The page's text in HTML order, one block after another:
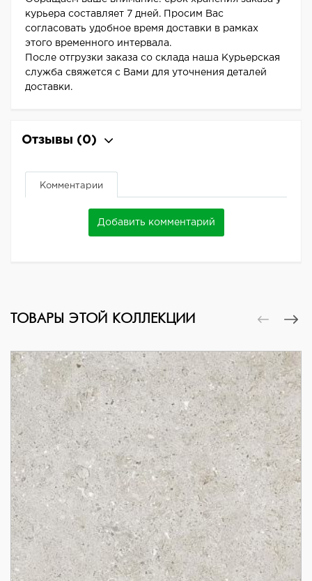
курьера составляет 7 дней. Просим Вас
согласовать удобное время доставки в рамках
этого временного интервала.
После отгрузки заказа со склада наша Курьерская
служба свяжется с Вами для уточнения деталей
доставки.
Отзывы (0)
Комментарии
Добавить комментарий
ТОВАРЫ ЭТОЙ КОЛЛЕКЦИИ